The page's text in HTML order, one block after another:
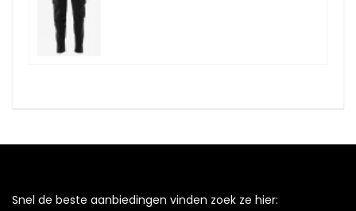
Snel de beste aanbiedingen vinden zoek ze hier: